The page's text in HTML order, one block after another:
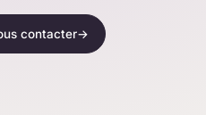
contacter→